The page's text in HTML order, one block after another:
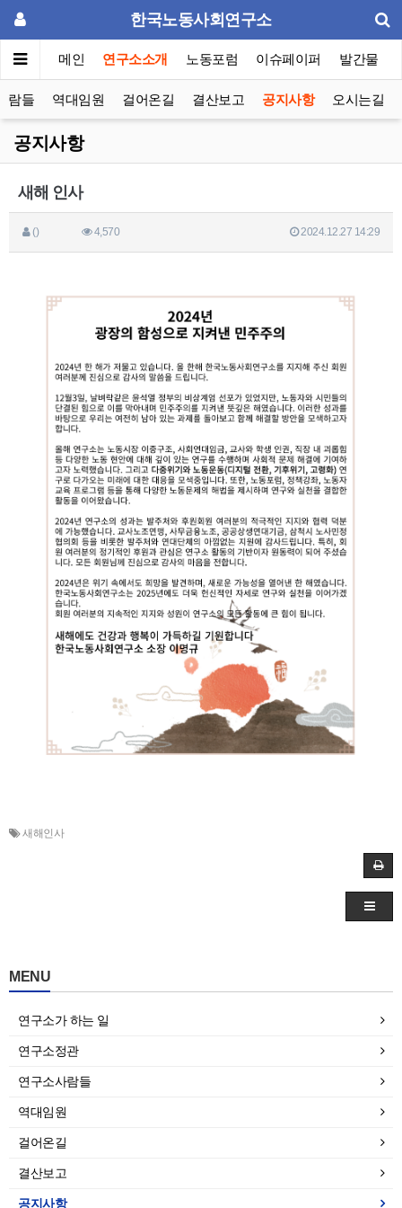
한국노동사회연구소
메인 연구소소개 노동포럼 이슈페이퍼 발간물
람들 역대임원 걸어온길 결산보고 공지사항 오시는길
공지사항
새해 인사
() 4,570 2024.12.27 14:29
새해인사
MENU
연구소가 하는 일
연구소정관
연구소사람들
역대임원
걸어온길
결산보고
공지사항